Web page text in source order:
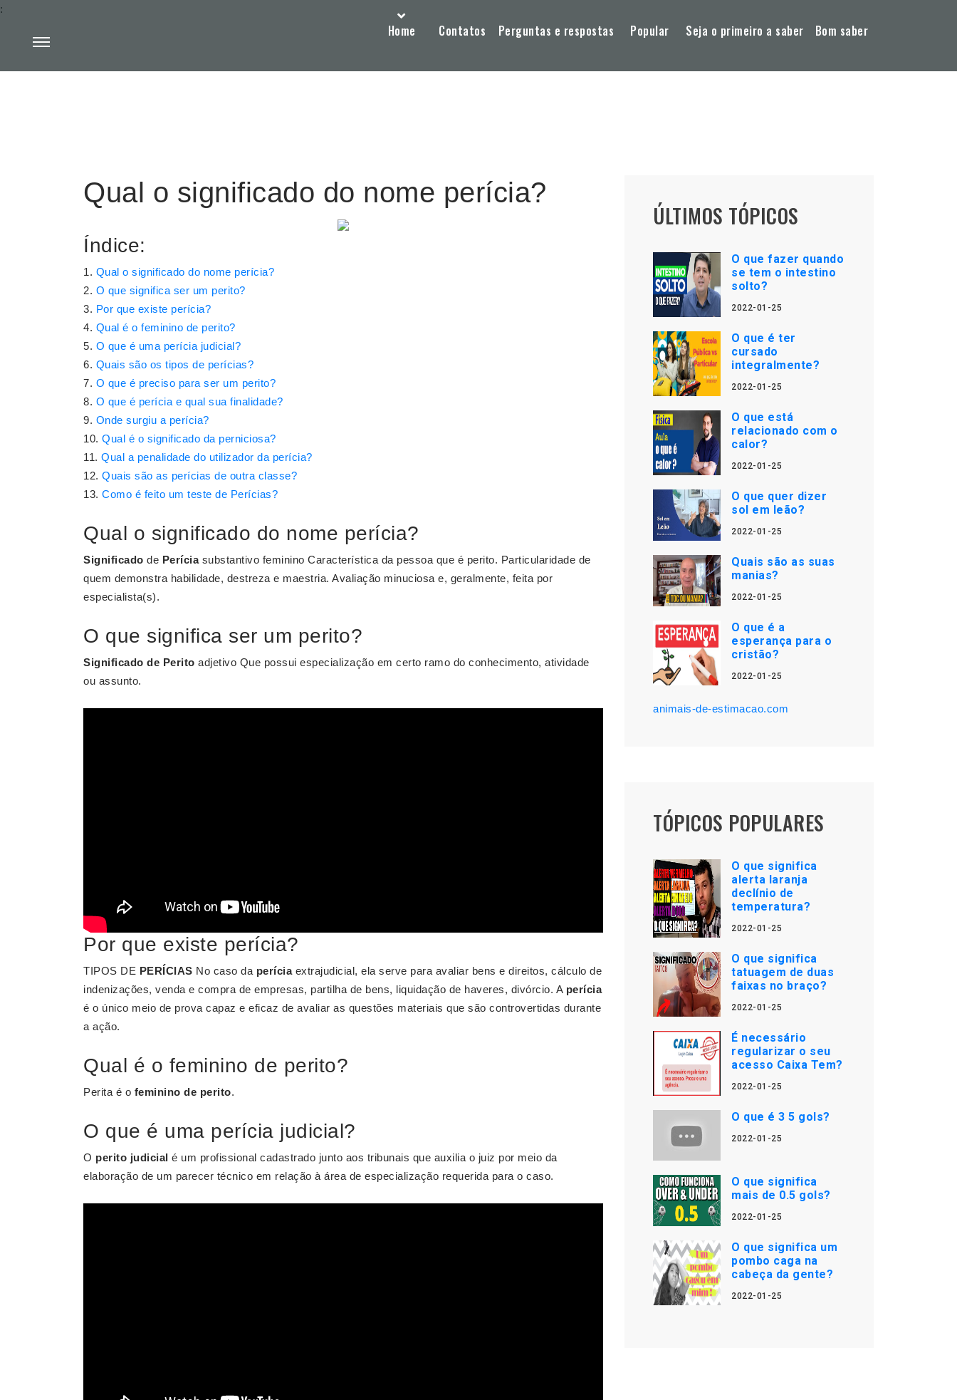
Home Contatos Perguntas e respostas Popular Seja o primeiro a saber Bom saber
:
Qual o significado do nome perícia?
Índice:
Qual o significado do nome perícia?
O que significa ser um perito?
Por que existe perícia?
Qual é o feminino de perito?
O que é uma perícia judicial?
Quais são os tipos de perícias?
O que é preciso para ser um perito?
O que é perícia e qual sua finalidade?
Onde surgiu a perícia?
Qual é o significado da perniciosa?
Qual a penalidade do utilizador da perícia?
Quais são as perícias de outra classe?
Como é feito um teste de Perícias?
Qual o significado do nome perícia?
Significado de Períciasubstantivo feminino Característica da pessoa que é perito. Particularidade de
quem demonstra habilidade, destreza e maestria. Avaliação minuciosa e, geralmente, feita por
especialista(s).
O que significa ser um perito?
Significado de Perito adjetivo Que possui especialização em certo ramo do conhecimento, atividade
ou assunto.
Por que existe perícia?
TIPOS DE PERÍCIAS No caso da períciaextrajudicial, ela serve para avaliar bens e direitos, cálculo de
indenizações, venda e compra de empresas, partilha de bens, liquidação de haveres, divórcio. A perícia
é o único meio de prova capaz e eficaz de avaliar as questões materiais que são controvertidas durante
a ação.
Qual é o feminino de perito?
Perita é o feminino de perito.
O que é uma perícia judicial?
O perito judicial é um profissional cadastrado junto aos tribunais que auxilia o juiz por meio da
elaboração de um parecer técnico em relação à área de especialização requerida para o caso.
ÚLTIMOS TÓPICOS
O que fazer quando
se tem o intestino
solto?
2022-01-25
O que é ter
cursado
integralmente?
2022-01-25
O que está
relacionado com o
calor?
2022-01-25
O que quer dizer
sol em leão?
2022-01-25
Quais são as suas
manias?
2022-01-25
O que é a
esperança para o
cristão?
2022-01-25
animais-de-estimacao.com
TÓPICOS POPULARES
O que significa
alerta laranja
declínio de
temperatura?
2022-01-25
O que significa
tatuagem de duas
faixas no braço?
2022-01-25
É necessário
regularizar o seu
acesso Caixa Tem?
2022-01-25
O que é 3 5 gols?
2022-01-25
O que significa
mais de 0.5 gols?
2022-01-25
O que significa um
pombo caga na
cabeça da gente?
2022-01-25